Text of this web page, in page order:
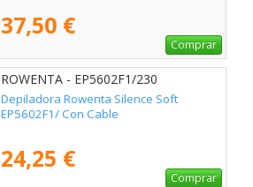
37,50 €
Comprar
ROWENTA - EP5602F1/230
Depiladora Rowenta Silence Soft
EP5602F1/ Con Cable
24,25 €
Comprar